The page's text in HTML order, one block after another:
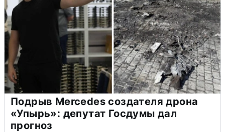
Подрыв Mercedes создателя дрона
«Упырь»: депутат Госдумы дал
прогноз